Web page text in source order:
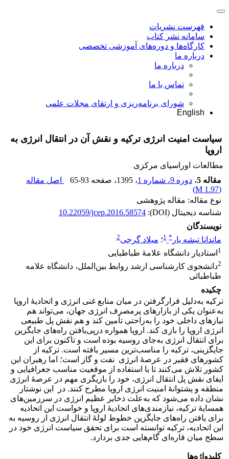
فهرست نشریات
سامانه نشر کتاب
کارگاه‌ها و دوره‌های آموزشی تخصصی
درباره ما
درباره ما
تماس با ما
شورای برنامه‌ریزی و ارتقای مجلات علمی
English
سیاست امنیت انرژی ترکیه و نقش آن در انتقال انرژی به
اروپا
مطالعات اوراسیای مرکزی
مقاله 5
، دوره 9، شماره 1 ، 1395 ، صفحه 65-93
اصل مقاله
(
1.97 M
)
نوع مقاله: مقاله پژوهشی
شناسه دیجیتال (DOI):
10.22059/jcep.2016.58574
نویسندگان
ماندانا تیشه یار *
1؛ میلاد گرجی2
1 استادیار دانشگاه علامۀ طباطبایی
2دانشجوی کارشناسی ارشد روابط بین‌الملل، دانشگاه علامه
طباطبائی
چکیده
ترکیه به‌دلیل قرارگرفتن در میان منابع غنی انرژی و اتحادیۀ اروپا
به‌عنوان یکی از بازارهای پرمصرف انرژی جهان، می‌تواند هم
نیازهای داخلی خود را به‌راحتی تأمین کند و هم نقش پل طبیعی
انرژی اروپا را بازی کند. اروپا همواره درپی‌یافتن راه‌های جایگزین
برای انتقال انرژی به‌جای روسیه بوده است و تاکنون برای این
جایگزینی، ترکیه را مناسب‌ترین مسیر یافته است. ترکیه از
کشورهای فقیر در عرصۀ انرژی نفت و گاز است؛ اما رهبران این
کشور تلاش می‌کنند تا با استفاده از موقعیت مناسب جغرافیایی و
ایفای نقش پل انتقال انرژی، خود را بازیگری مهم در عرصۀ انرژی
منطقه و پشتوانۀ امنیت انرژی اروپا مطرح کنند. در این نوشتار
نشان داده می‌شود که به‌علت ذخایر عظیم انرژی در سرزمین‌های
همسایۀ ترکیه، نیازمندی‌های اتحادیۀ اروپا و خواست این اتحادیه
برای یافتن راه‌های جایگزین خطوط لولۀ انتقال انرژی از روسیه به
این اتحادیه، ترکیه توانسته است برای تحقق سیاست انرژی خود در
سطح میان قاره‌ای گام‌هایی جدی بردارد.
کلیدواژه‌ها